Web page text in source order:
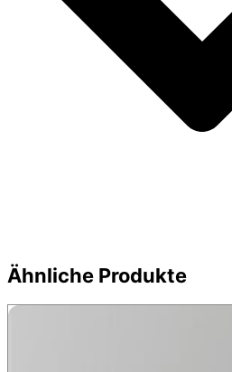
Ähnliche Produkte